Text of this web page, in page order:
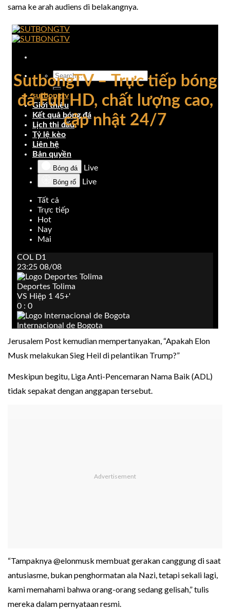
sama ke arah audiens di belakangnya.
Jerusalem Post kemudian mempertanyakan, “Apakah Elon
Musk melakukan Sieg Heil di pelantikan Trump?”
Meskipun begitu, Liga Anti-Pencemaran Nama Baik (ADL)
tidak sepakat dengan anggapan tersebut.
“Tampaknya @elonmusk membuat gerakan canggung di saat
antusiasme, bukan penghormatan ala Nazi, tetapi sekali lagi,
kami memahami bahwa orang-orang sedang gelisah,” tulis
mereka dalam pernyataan resmi.